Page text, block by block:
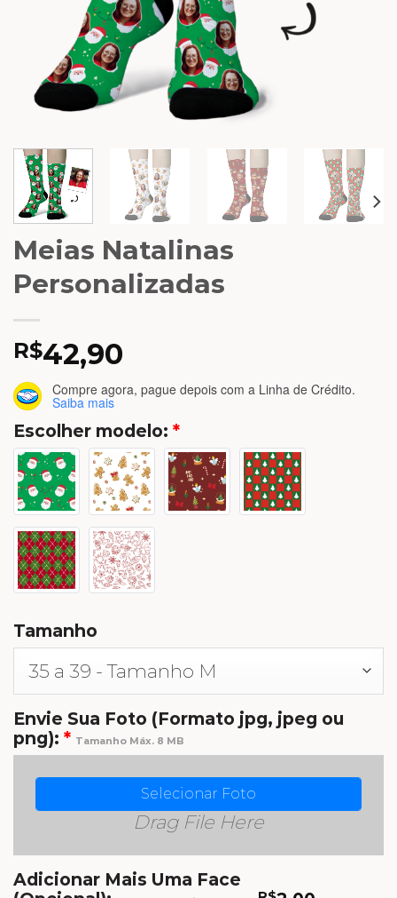
Meias Natalinas
Personalizadas
R$42,90
Compre agora, pague depois com a Linha de Crédito.
Saiba mais
Escolher modelo: *
Tamanho
Envie Sua Foto (Formato jpg, jpeg ou
png): * Tamanho Máx. 8 MB
Selecionar Foto
Drag File Here
Adicionar Mais Uma Face